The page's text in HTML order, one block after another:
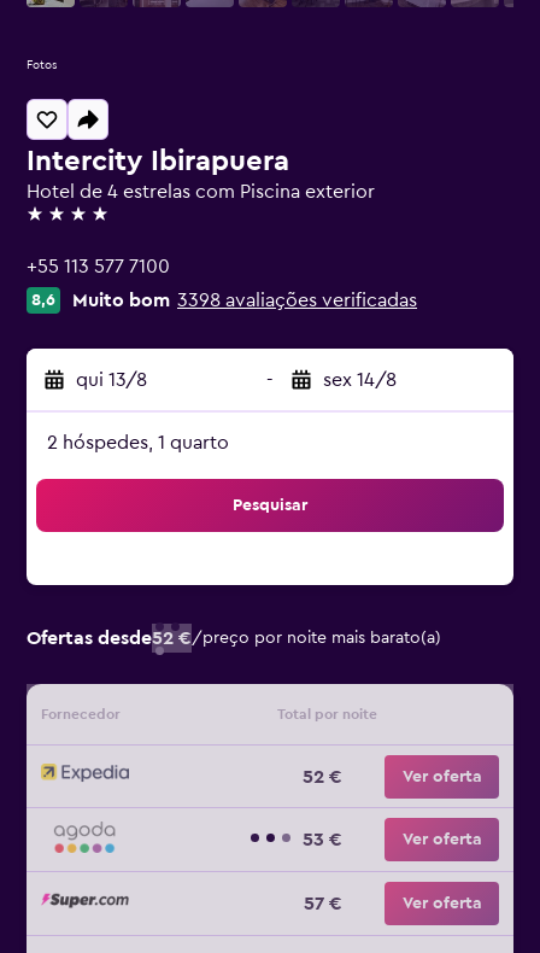
Intercity Ibirapuera
Hotel de 4 estrelas com Piscina exterior
4 estrelas
+55 113 577 7100
8,6 Muito bom 3398 avaliações verificadas
qui 13/8 - sex 14/8
2 hóspedes, 1 quarto
Pesquisar
Ofertas desde52 €/preço por noite mais barato(a)
Fornecedor Total por noite
52 € Ver oferta
53 € Ver oferta
57 € Ver oferta
Fotos